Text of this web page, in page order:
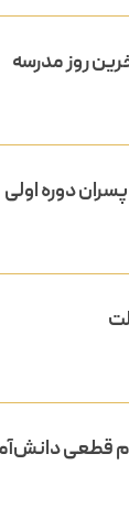
روز مدرسه
دوره اولی
قطعی